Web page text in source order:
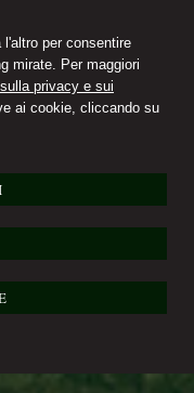
per consentire
mirate. Per maggiori
privacy e sui
ai cookie, cliccando su